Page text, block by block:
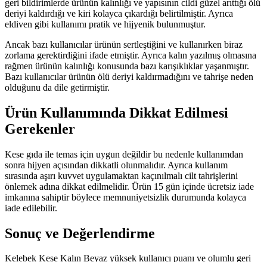
geri bildirimlerde ürünün kalınlığı ve yapısının cildi güzel arıttığı ölü
deriyi kaldırdığı ve kiri kolayca çıkardığı belirtilmiştir. Ayrıca
eldiven gibi kullanımı pratik ve hijyenik bulunmuştur.
Ancak bazı kullanıcılar ürünün sertleştiğini ve kullanırken biraz
zorlama gerektirdiğini ifade etmiştir. Ayrıca kalın yazılmış olmasına
rağmen ürünün kalınlığı konusunda bazı karışıklıklar yaşanmıştır.
Bazı kullanıcılar ürünün ölü deriyi kaldırmadığını ve tahrişe neden
olduğunu da dile getirmiştir.
Ürün Kullanımında Dikkat Edilmesi
Gerekenler
Kese gıda ile temas için uygun değildir bu nedenle kullanımdan
sonra hijyen açısından dikkatli olunmalıdır. Ayrıca kullanım
sırasında aşırı kuvvet uygulamaktan kaçınılmalı cilt tahrişlerini
önlemek adına dikkat edilmelidir. Ürün 15 gün içinde ücretsiz iade
imkanına sahiptir böylece memnuniyetsizlik durumunda kolayca
iade edilebilir.
Sonuç ve Değerlendirme
Kelebek Kese Kalın Beyaz yüksek kullanıcı puanı ve olumlu geri